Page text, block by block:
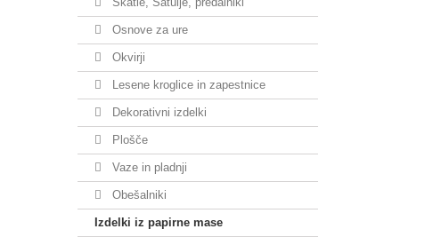
Osnove za ure
Okvirji
Lesene kroglice in zapestnice
Dekorativni izdelki
Plošče
Vaze in pladnji
Obešalniki
Izdelki iz papirne mase